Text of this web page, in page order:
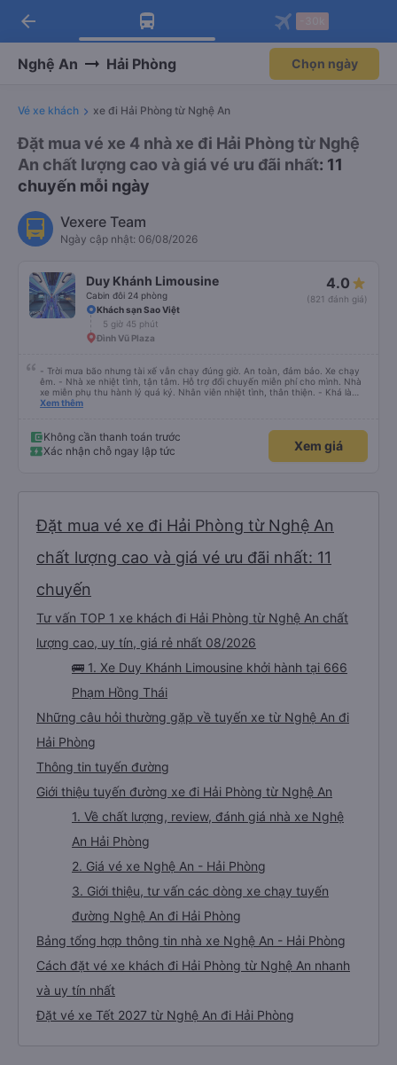
Tải app Vexere ngay!
Nhận ưu đãi thành viên độc
Mở app
Tải app Vexere
-30k/ghế khi đặt vé máy bay qua
Mở app
arrow_back
Nghệ An Hải Phòng Chọn ngày
Vé xe khách xe đi Hải Phòng từ Nghệ An
Đặt mua vé xe 4 nhà xe đi Hải Phòng từ Nghệ
An chất lượng cao và giá vé ưu đãi nhất: 11
chuyến mỗi ngày
Vexere Team
Ngày cập nhật: 06/08/2026
Duy Khánh Limousine
Cabin đôi 24 phòng
4.0
(821 đánh giá)
Khách sạn Sao Việt
5 giờ 45 phút
Đình Vũ Plaza
- Trời mưa bão nhưng tài xế vẫn chạy đúng giờ. An toàn, đảm bảo. Xe chạy
êm. - Nhà xe nhiệt tình, tận tâm. Hỗ trợ đổi chuyến miễn phí cho mình. Nhà
xe miễn phụ thu hành lý quá ký. Nhân viên nhiệt tình, thân thiện. - Khá là
thích tài xế. Lái xe an toàn. Chu đáo, thân thiện, nhiệt tình. - Xe ngồi thoải
Xem thêm
Không cần thanh toán trước
Xác nhận chỗ ngay lập tức
Xem giá
Đặt mua vé xe đi Hải Phòng từ Nghệ An
chất lượng cao và giá vé ưu đãi nhất: 11
chuyến
Tư vấn TOP 1 xe khách đi Hải Phòng từ Nghệ An chất
lượng cao, uy tín, giá rẻ nhất 08/2026
🚌 1. Xe Duy Khánh Limousine khởi hành tại 666
Phạm Hồng Thái
Những câu hỏi thường gặp về tuyến xe từ Nghệ An đi
Hải Phòng
Thông tin tuyến đường
Giới thiệu tuyến đường xe đi Hải Phòng từ Nghệ An
1. Về chất lượng, review, đánh giá nhà xe Nghệ
An Hải Phòng
2. Giá vé xe Nghệ An - Hải Phòng
3. Giới thiệu, tư vấn các dòng xe chạy tuyến
đường Nghệ An đi Hải Phòng
Bảng tổng hợp thông tin nhà xe Nghệ An - Hải Phòng
Cách đặt vé xe khách đi Hải Phòng từ Nghệ An nhanh
và uy tín nhất
Đặt vé xe Tết 2027 từ Nghệ An đi Hải Phòng